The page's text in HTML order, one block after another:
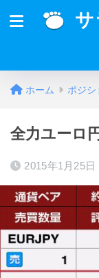
ホーム ポジシ
全力ユーロ
2015年1月25日